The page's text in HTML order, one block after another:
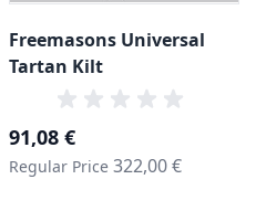
Freemasons Universal
Tartan Kilt
Special Price
91,08 €
Regular Price 322,00 €